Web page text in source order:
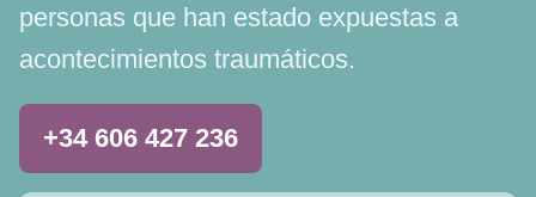
personas que han estado expuestas a
acontecimientos traumáticos.
+34 606 427 236